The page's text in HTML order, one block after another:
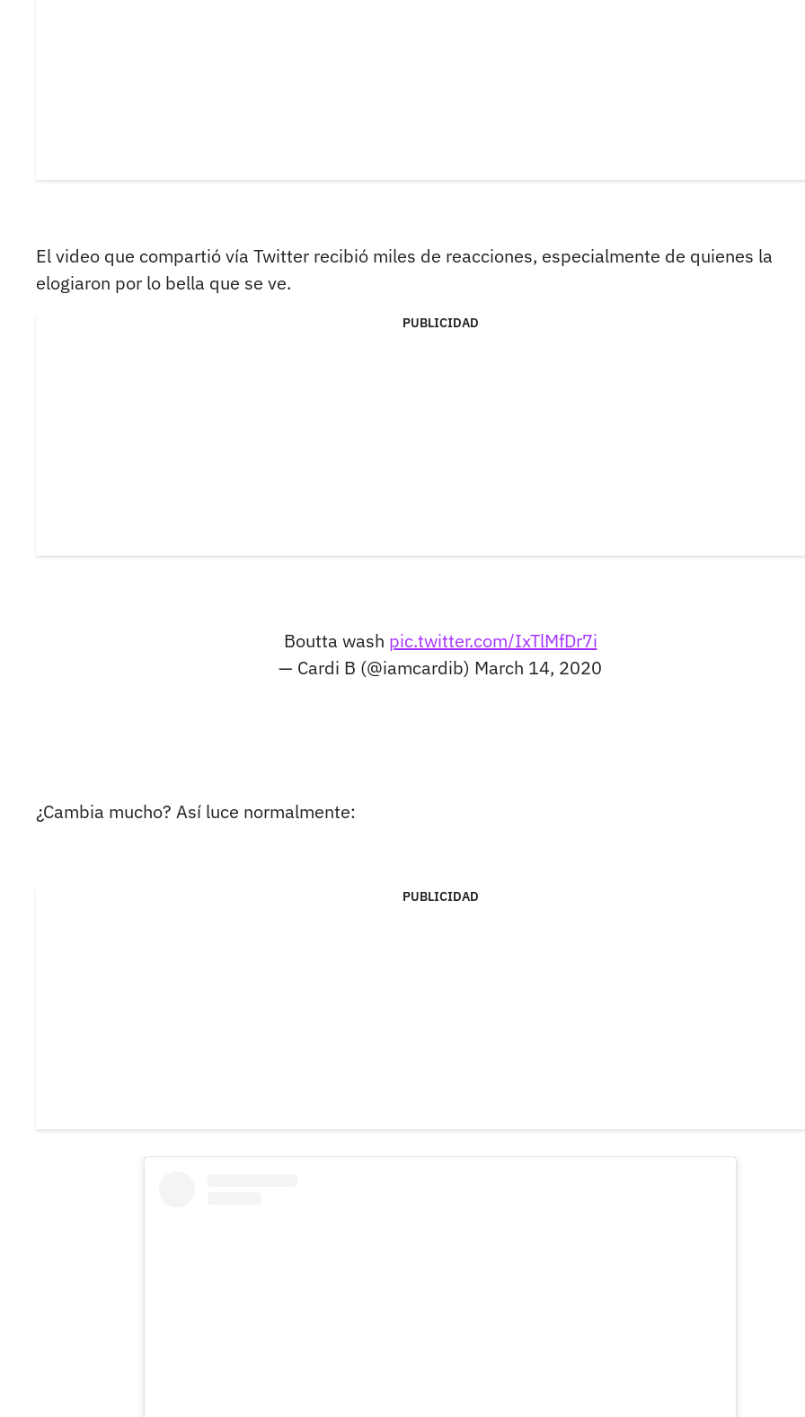
El video que compartió vía Twitter recibió miles de reacciones, especialmente de quienes la
elogiaron por lo bella que se ve.
PUBLICIDAD
Boutta wash pic.twitter.com/IxTlMfDr7i
— Cardi B (@iamcardib) March 14, 2020
¿Cambia mucho? Así luce normalmente:
PUBLICIDAD